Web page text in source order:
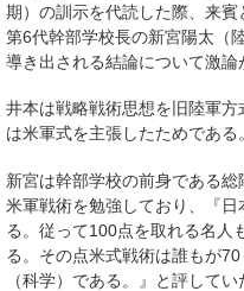
期）の訓示を代読した際、来
第6代幹部学校長の新宮陽太（
導き出される結論について激論
井本は戦略戦術思想を旧陸軍
は米軍式を主張したためである。
新宮は幹部学校の前身である
米軍戦術を勉強しており、『
る。従って100点を取れる名人
る。その点米式戦術は誰もが
（科学）である。』と評してい